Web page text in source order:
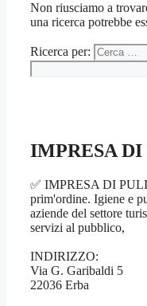
Non riusciamo a
una ricerca potrebbe
Ricerca per:
IMPRESA
✅ IMPRESA DI
prim'ordine. Igiene e
aziende del settore
servizi al pubblico,
INDIRIZZO:
Via G. Garibaldi 5
22036 Erba